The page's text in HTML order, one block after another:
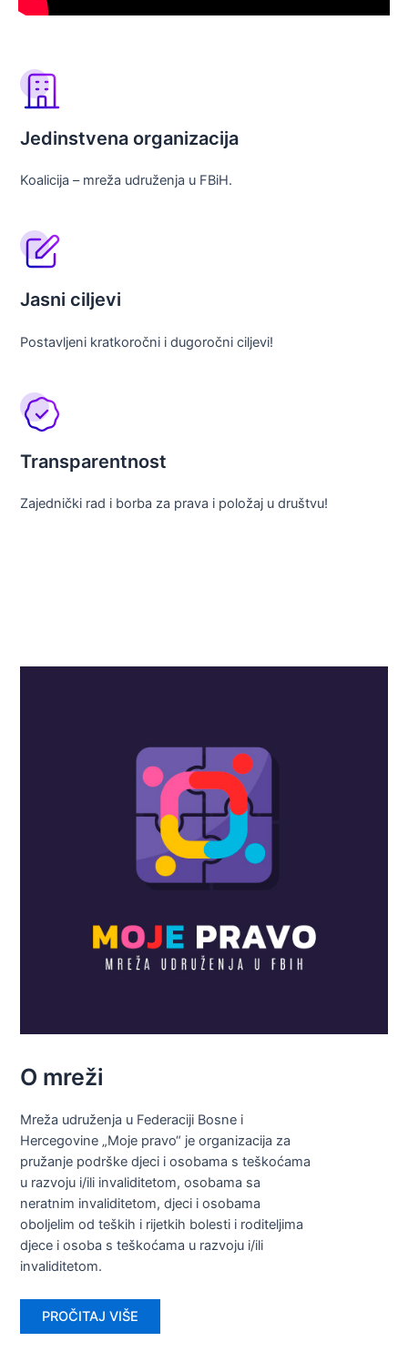
Jedinstvena organizacija
Koalicija – mreža udruženja u FBiH.
Jasni ciljevi
Postavljeni kratkoročni i dugoročni ciljevi!
Transparentnost
Zajednički rad i borba za prava i položaj u društvu!
O mreži
Mreža udruženja u Federaciji Bosne i
Hercegovine „Moje pravo“ je organizacija za
pružanje podrške djeci i osobama s teškoćama
u razvoju i/ili invaliditetom, osobama sa
neratnim invaliditetom, djeci i osobama
oboljelim od teških i rijetkih bolesti i roditeljima
djece i osoba s teškoćama u razvoju i/ili
invaliditetom.
PROČITAJ VIŠE